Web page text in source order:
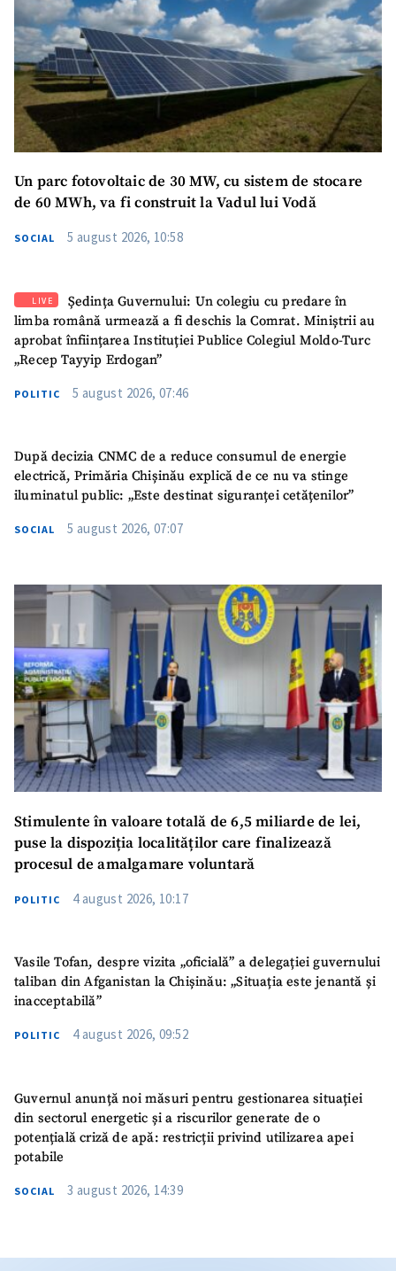
Un parc fotovoltaic de 30 MW, cu sistem de stocare
de 60 MWh, va fi construit la Vadul lui Vodă
SOCIAL 5 august 2026, 10:58
LIVE
Ședința Guvernului: Un colegiu cu predare în
limba română urmează a fi deschis la Comrat. Miniștrii au
aprobat înființarea Instituției Publice Colegiul Moldo-Turc
„Recep Tayyip Erdogan”
POLITIC 5 august 2026, 07:46
După decizia CNMC de a reduce consumul de energie
electrică, Primăria Chișinău explică de ce nu va stinge
iluminatul public: „Este destinat siguranței cetățenilor”
SOCIAL 5 august 2026, 07:07
Stimulente în valoare totală de 6,5 miliarde de lei,
puse la dispoziția localităților care finalizează
procesul de amalgamare voluntară
POLITIC 4 august 2026, 10:17
Vasile Tofan, despre vizita „oficială” a delegației guvernului
taliban din Afganistan la Chișinău: „Situația este jenantă și
inacceptabilă”
POLITIC 4 august 2026, 09:52
Guvernul anunță noi măsuri pentru gestionarea situației
din sectorul energetic și a riscurilor generate de o
potențială criză de apă: restricții privind utilizarea apei
potabile
SOCIAL 3 august 2026, 14:39